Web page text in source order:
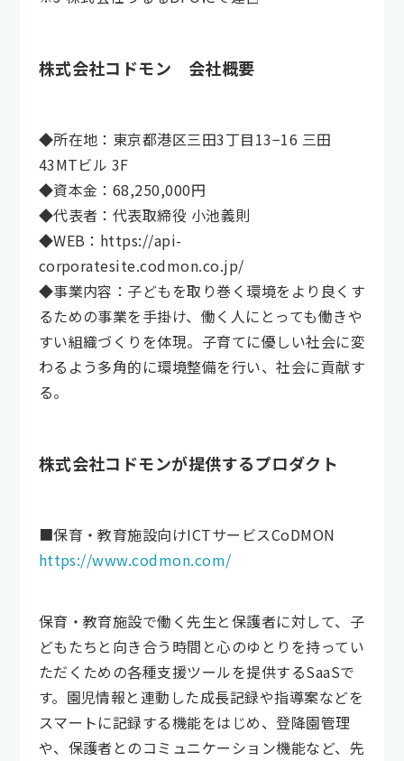
株式会社コドモン 会社概要
◆所在地：東京都港区三田3丁目13−16 三田
43MTビル 3F
◆資本金：68,250,000円
◆代表者：代表取締役 小池義則
◆WEB：https://api-
corporatesite.codmon.co.jp/
◆事業内容：子どもを取り巻く環境をより良くす
るための事業を手掛け、働く人にとっても働きや
すい組織づくりを体現。子育てに優しい社会に変
わるよう多角的に環境整備を行い、社会に貢献す
る。
株式会社コドモンが提供するプロダクト
■保育・教育施設向けICTサービスCoDMON
https://www.codmon.com/
保育・教育施設で働く先生と保護者に対して、子
どもたちと向き合う時間と心のゆとりを持ってい
ただくための各種支援ツールを提供するSaaSで
す。園児情報と連動した成長記録や指導案などを
スマートに記録する機能をはじめ、登降園管理
や、保護者とのコミュニケーション機能など、先